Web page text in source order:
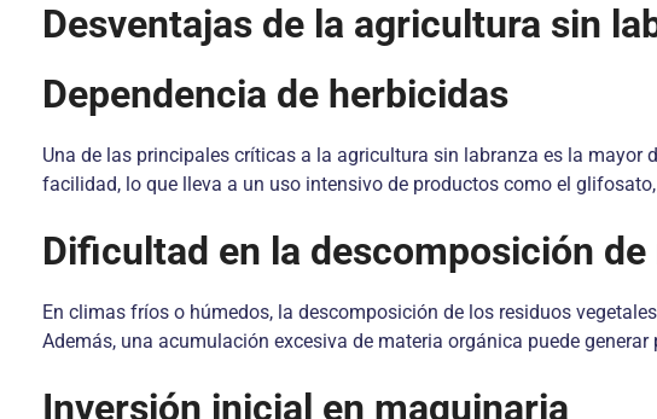
Desventajas de la agricultura sin
Dependencia de herbicidas
Una de las principales críticas a la agricultura sin labranza es la
facilidad, lo que lleva a un uso intensivo de productos como el
Dificultad en la descomposición
En climas fríos o húmedos, la descomposición de los residuos
Además, una acumulación excesiva de materia orgánica puede generar
Inversión inicial en maquinaria